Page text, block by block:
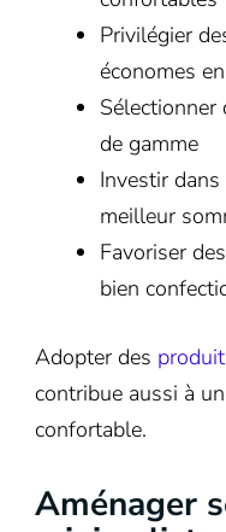
Privilégier
économes
Sélectionner
de gamme
Investir
meilleur
Favoriser
bien
Adopter des
contribue aussi à
confortable.
Aménager